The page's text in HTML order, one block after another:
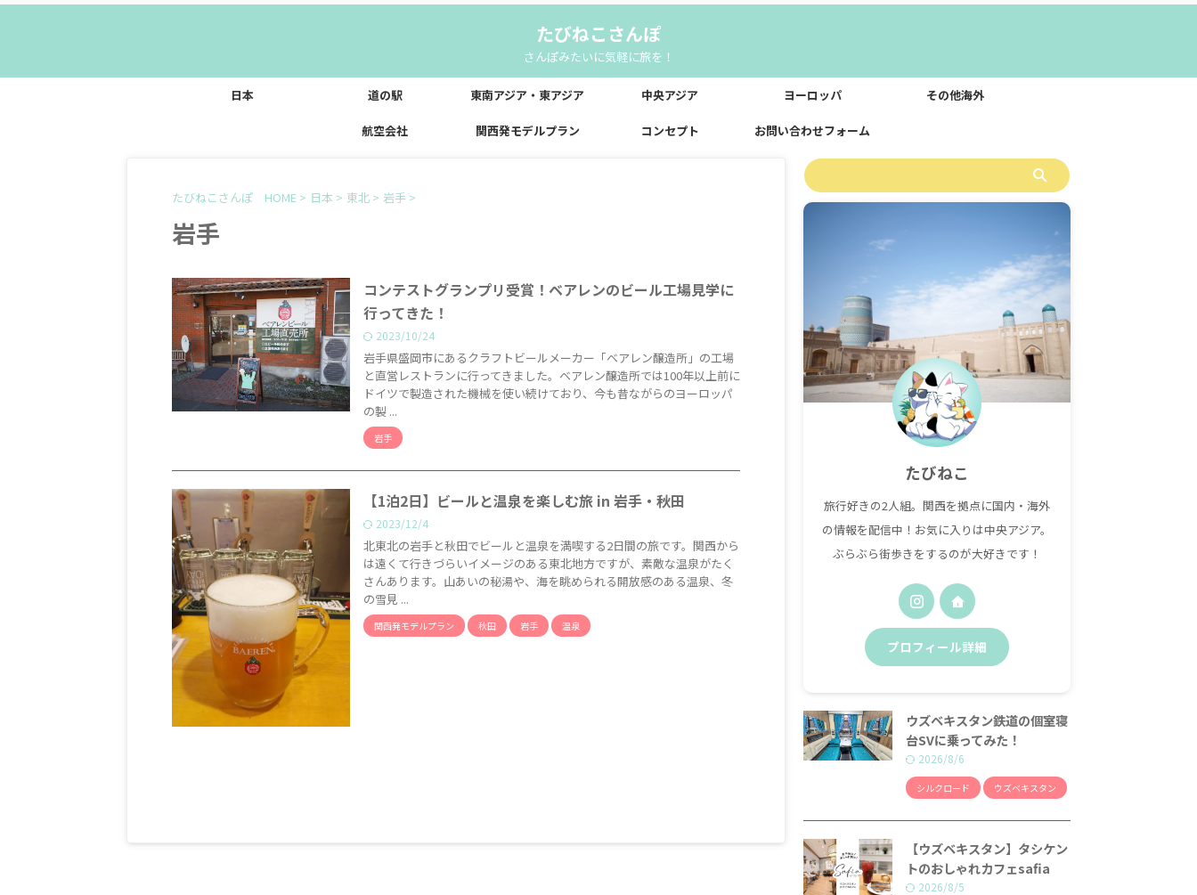
たびねこさんぽ
さんぽみたいに気軽に旅を！
日本 道の駅 東南アジア・東アジア 中央アジア ヨーロッパ その他海外
航空会社 関西発モデルプラン コンセプト お問い合わせフォーム
たびねこさんぽ HOME > 日本 > 東北 > 岩手 >
岩手
コンテストグランプリ受賞！ベアレンのビール工場見学に
行ってきた！
2023/10/24
岩手県盛岡市にあるクラフトビールメーカー「ベアレン醸造所」の工場
と直営レストランに行ってきました。ベアレン醸造所では100年以上前に
ドイツで製造された機械を使い続けており、今も昔ながらのヨーロッパ
の製 ...
岩手
【1泊2日】ビールと温泉を楽しむ旅 in 岩手・秋田
2023/12/4
北東北の岩手と秋田でビールと温泉を満喫する2日間の旅です。関西から
は遠くて行きづらいイメージのある東北地方ですが、素敵な温泉がたく
さんあります。山あいの秘湯や、海を眺められる開放感のある温泉、冬
の雪見 ...
関西発モデルプラン 秋田 岩手 温泉
たびねこ
旅行好きの2人組。関西を拠点に国内・海外
の情報を配信中！お気に入りは中央アジア。
ぶらぶら街歩きをするのが大好きです！
プロフィール詳細
ウズベキスタン鉄道の個室寝
台SVに乗ってみた！
2026/8/6
シルクロード ウズベキスタン
【ウズベキスタン】タシケン
トのおしゃれカフェsafia
2026/8/5